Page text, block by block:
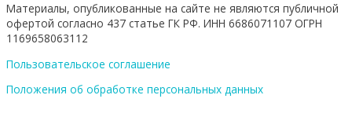
Материалы, опубликованные на сайте не являются публичной
офертой согласно 437 статье ГК РФ. ИНН 6686071107 ОГРН
1169658063112
Пользовательское соглашение
Положения об обработке персональных данных